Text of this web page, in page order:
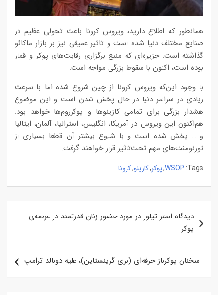
همانطور که اطلاع دارید، ویروس کرونا باعث تحولی عظیم در
صنایع مختلف دنیا شده است و تاثیر عمیقی نیز بر بازار ماکائو
گذاشته است. جزیره‌ای که منبع برگزاری رقابت‌های پوکر و قمار
بوده است، اکنون با سقوط بزرگی مواجه است.
با وجود این‌که ویروس کرونا از چین شروع شده اما با سرعت
زیادی در سراسر دنیا در حال پخش شدن است و این موضوع
هشدار بزرگی برای تمامی کازینوها و پوکرروم‌ها خواهد بود.
هم‌اکنون این ویروس در آمریکا، انگلیس، استرالیا، آلمان، ایتالیا
و … پخش شده است و با شیوع بیشتر آن قطعا بسیاری از
تورنومنت‌های مهم تحت‌تاثیر قرار خواهند گرفت.
Tags:
WSOP
,پوکر,کازینو,کرونا
راهبری
نوشته
دیدگاه استر تیلور در مورد حضور زنان قدرتمند در عرصه‌ی
پوکر
سخنان پوکرباز حرفه‌ای (بری گرینستاین)، علیه دونالد ترامپ